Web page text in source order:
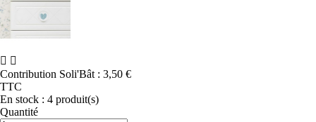
 
Contribution Soli'Bât : 3,50 €
TTC
En stock : 4 produit(s)
Quantité